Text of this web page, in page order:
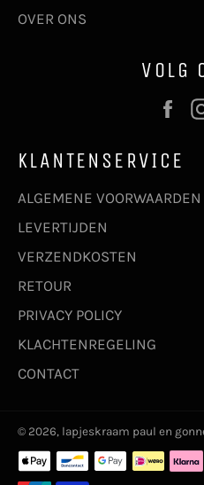
OVER ONS
VOLG
KLANTENSERVICE
ALGEMENE VOORWAARDEN
LEVERTIJDEN
VERZENDKOSTEN
RETOUR
PRIVACY POLICY
KLACHTENREGELING
CONTACT
© 2026, lapjeskraam paul en
Betaalmethoden